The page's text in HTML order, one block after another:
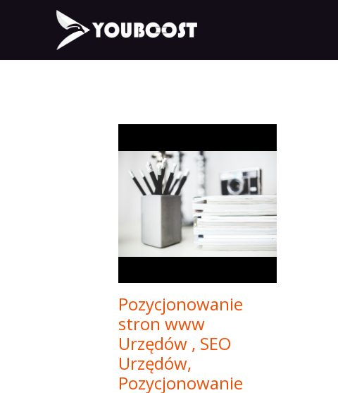
Pozycjonowanie
stron www
Urzędów , SEO
Urzędów,
Pozycjonowanie